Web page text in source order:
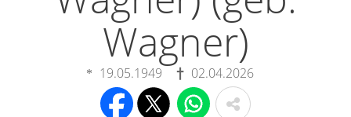
Wagner)
19.05.1949 02.04.2026